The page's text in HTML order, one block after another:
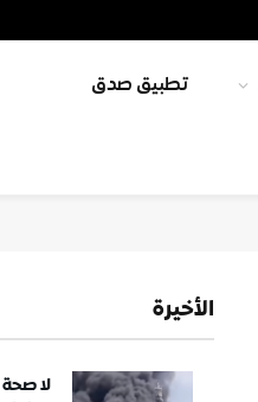
تطبيق صدق
الأخيرة
لا صحة